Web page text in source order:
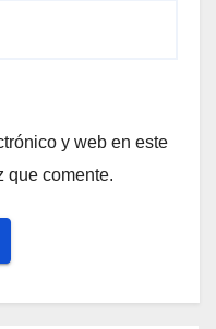
y web en este
que comente.